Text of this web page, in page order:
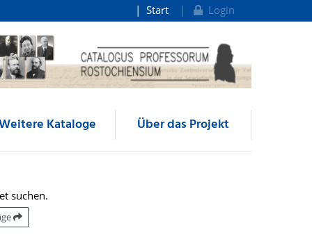
Start Login
Kataloge Über das Projekt
suchen.